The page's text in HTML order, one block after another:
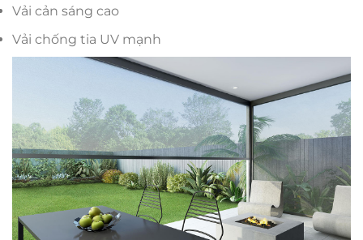
Vải cản sáng cao
Vải chống tia UV mạnh